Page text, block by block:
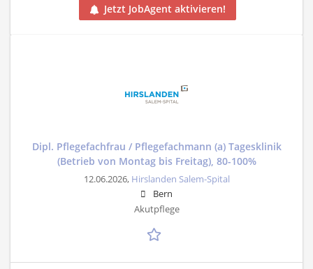
Jetzt JobAgent aktivieren!
Dipl. Pflegefachfrau / Pflegefachmann (a) Tagesklinik
(Betrieb von Montag bis Freitag), 80-100%
12.06.2026, Hirslanden Salem-Spital
Bern
Akutpflege